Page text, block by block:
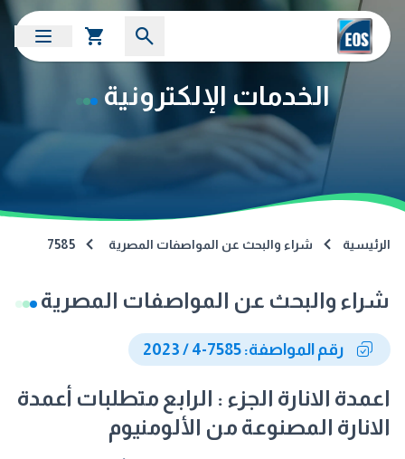
الخدمات الإلكترونية
الرئيسية شراء والبحث عن المواصفات المصرية 7585
شراء والبحث عن المواصفات المصرية
رقم المواصفة: 7585-4 / 2023
اعمدة الانارة الجزء : الرابع متطلبات أعمدة
الانارة المصنوعة من الألومنيوم